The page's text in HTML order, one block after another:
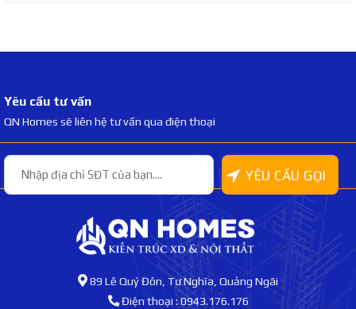
Yêu cầu tư vấn
QN Homes sẽ liên hệ tư vấn qua điện thoại
89 Lê Quý Đôn, Tư Nghĩa, Quảng Ngãi
Điện thoại : 0943.176.176